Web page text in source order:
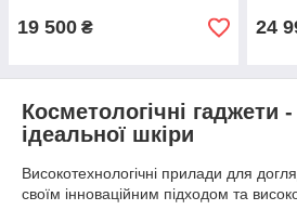
19 500 ₴ 24
Косметологічні
ідеальної шкіри
Високотехнологічні прилади для
своїм інноваційним підходом та